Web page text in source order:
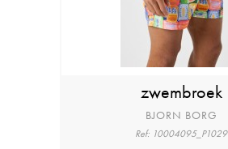
zwembroek
BJORN BORG
Ref: 10004095_P1029